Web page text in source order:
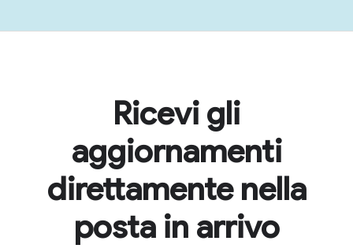
Ricevi gli
aggiornamenti
direttamente nella
posta in arrivo